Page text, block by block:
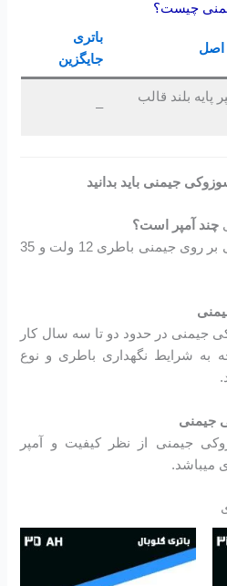
چیست؟
اصل
باتری
جایگزین
پایه بلند قالب
–
جیمنی باید بدانید
چند آمپر است؟
شرکت خودروسازی سوزوکی بر روی جیمنی باطری 12 ولت و 35
جیمنی در حدود دو تا سه سال کار
به شرایط نگهداری باطری و نوع
جیمنی
جیمنی از نظر کیفیت و آمپر